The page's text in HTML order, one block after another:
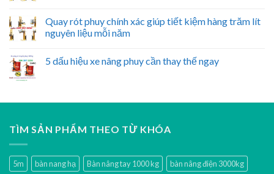
Quay rót phuy chính xác giúp tiết kiệm hàng trăm lít
nguyên liệu mỗi năm
5 dấu hiệu xe nâng phuy cần thay thế ngay
TÌM SẢN PHẨM THEO TỪ KHÓA
5m bàn nang hạ Bàn nâng tay 1000 kg
bàn nâng điện 3000kg